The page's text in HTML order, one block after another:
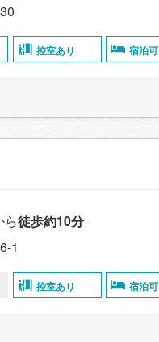
控室あり 宿泊可
ら徒歩約10分
1
控室あり 宿泊可